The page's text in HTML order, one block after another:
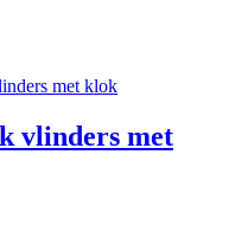
vlinders met